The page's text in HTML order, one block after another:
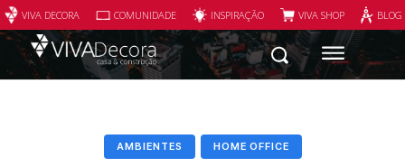
VIVA DECORA COMUNIDADE INSPIRAÇÃO VIVA SHOP
AMBIENTES HOME OFFICE